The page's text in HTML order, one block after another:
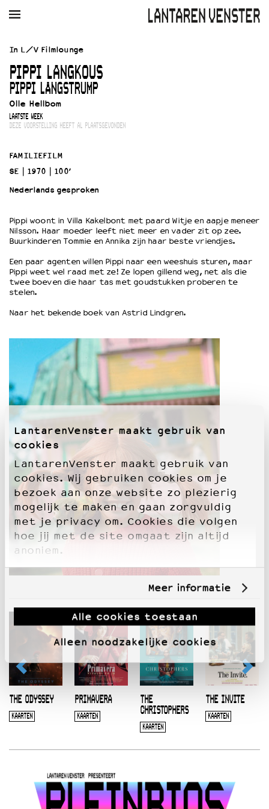
LantarenVenster maakt gebruik van
cookies
LantarenVenster maakt gebruik van
cookies. Wij gebruiken cookies om je
bezoek aan onze website zo plezierig
mogelijk te maken en gaan zorgvuldig
met je privacy om. Cookies die volgen
hoe jij met de site omgaat zijn altijd
anoniem.
Meer informatie
Alle cookies toestaan
Alleen noodzakelijke cookies
AGENDA FILM MUZIEK
Winkelmandje
Zoek
PLAN JE BEZOEK
Openingstijden & contact
Kaartverkoop
EDUCATIE
Filmprogramma’s Primair Onderwijs
Filmprogramma’s VO/MBO
Wat we doen
Word vriend
Historie
Partners
Huisregels
Privacyverklaring
Integriteits- en gedragscode
Duurzaamheid
Culturele boycot Israël
Ruimte voor artistieke vrijheid – VNPF
In L/V Filmlounge
PIPPI LANGKOUS
PIPPI LÅNGSTRUMP
Olle Hellbom
LAATSTE WEEK
DEZE VOORSTELLING HEEFT AL PLAATSGEVONDEN
FAMILIEFILM
SE
1970
100’
Nederlands gesproken
Pippi woont in Villa Kakelbont met paard Witje en aapje meneer
Nilsson. Haar moeder leeft niet meer en vader zit op zee.
Buurkinderen Tommie en Annika zijn haar beste vriendjes.
Een paar agenten willen Pippi naar een weeshuis sturen, maar
Pippi weet wel raad met ze! Ze lopen gillend weg, net als die
twee boeven die haar tas met goudstukken proberen te
stelen.
Naar het bekende boek van Astrid Lindgren.
THE ODYSSEY
KAARTEN
PRIMAVERA
KAARTEN
THE
CHRISTOPHERS
KAARTEN
THE INVITE
KAARTEN